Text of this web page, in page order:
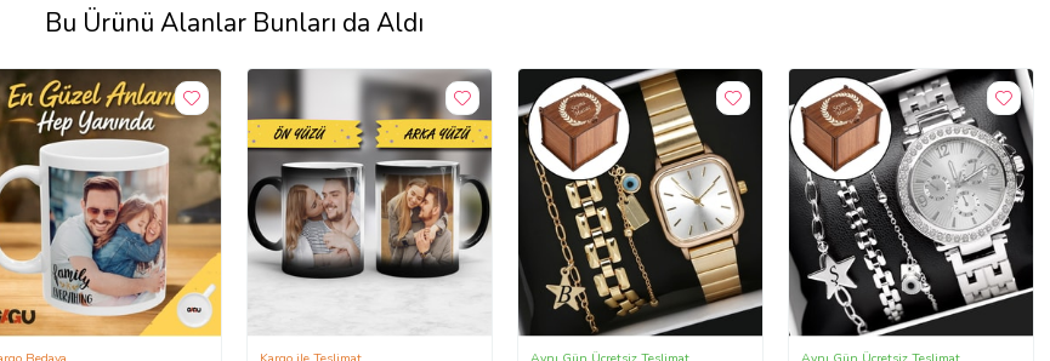
Bu Ürünü Alanlar Bunları da Aldı